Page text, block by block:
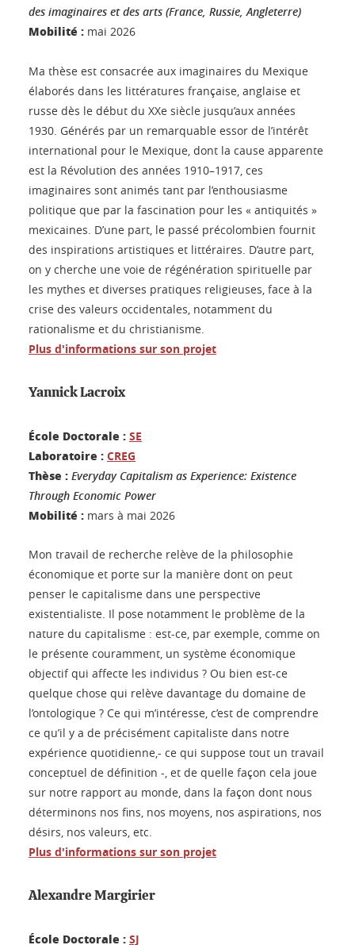
des imaginaires et des arts (France, Russie, Angleterre)
Mobilité : mai 2026
Ma thèse est consacrée aux imaginaires du Mexique
élaborés dans les littératures française, anglaise et
russe dès le début du XXe siècle jusqu’aux années
1930. Générés par un remarquable essor de l’intérêt
international pour le Mexique, dont la cause apparente
est la Révolution des années 1910–1917, ces
imaginaires sont animés tant par l’enthousiasme
politique que par la fascination pour les « antiquités »
mexicaines. D’une part, le passé précolombien fournit
des inspirations artistiques et littéraires. D’autre part,
on y cherche une voie de régénération spirituelle par
les mythes et diverses pratiques religieuses, face à la
crise des valeurs occidentales, notamment du
rationalisme et du christianisme.
Plus d'informations sur son projet
Yannick Lacroix
École Doctorale : SE
Laboratoire : CREG
Thèse : Everyday Capitalism as Experience: Existence
Through Economic Power
Mobilité : mars à mai 2026
Mon travail de recherche relève de la philosophie
économique et porte sur la manière dont on peut
penser le capitalisme dans une perspective
existentialiste. Il pose notamment le problème de la
nature du capitalisme : est-ce, par exemple, comme on
le présente couramment, un système économique
objectif qui affecte les individus ? Ou bien est-ce
quelque chose qui relève davantage du domaine de
l’ontologique ? Ce qui m’intéresse, c’est de comprendre
ce qu’il y a de précisément capitaliste dans notre
expérience quotidienne,- ce qui suppose tout un travail
conceptuel de définition -, et de quelle façon cela joue
sur notre rapport au monde, dans la façon dont nous
déterminons nos fins, nos moyens, nos aspirations, nos
désirs, nos valeurs, etc.
Plus d'informations sur son projet
Alexandre Margirier
École Doctorale : SJ